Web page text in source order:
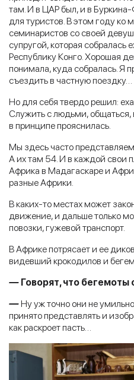
там. И в ЦАР был, и в
для туристов. В этом году ко
семинаристов со своей
супругой, которая собралась
Республику Конго. Хорошая
понимала, куда собралась. Я
съездить в частную поездку…
Но для себя твердо решил:
Служить с людьми, общаться,
в принципе прояснилась.
Мы здесь часто
А их там 54. И в каждой свои
Африка в Мадагаскаре и
разные Африки.
В каких-то местах может
движение, и дальше только
повозки, гужевой транспорт.
В Африке потрясает и ее
видевший крокодилов и
— Говорят, что
—Ну уж точно они не
принято представлять и
как раскроет пасть…